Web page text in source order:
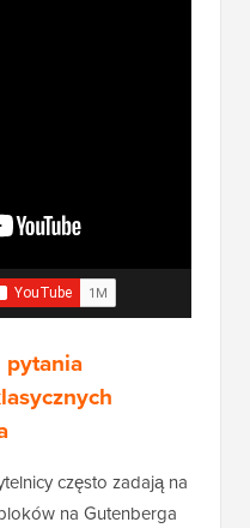
pytania
często zadają na
na Gutenberga